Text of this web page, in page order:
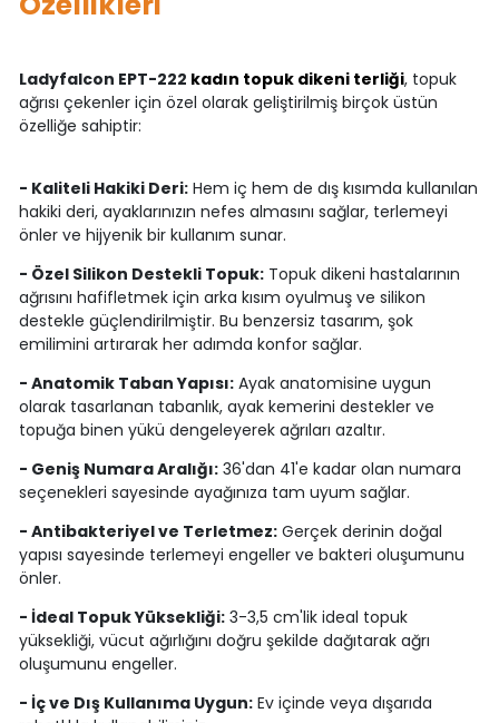
Ladyfalcon EPT-222 kadın topuk dikeni terliği, topuk
ağrısı çekenler için özel olarak geliştirilmiş birçok üstün
özelliğe sahiptir:
- Kaliteli Hakiki Deri:Hem iç hem de dış kısımda kullanılan
hakiki deri, ayaklarınızın nefes almasını sağlar, terlemeyi
önler ve hijyenik bir kullanım sunar.
- Özel Silikon Destekli Topuk:Topuk dikeni hastalarının
ağrısını hafifletmek için arka kısım oyulmuş ve silikon
destekle güçlendirilmiştir. Bu benzersiz tasarım, şok
emilimini artırarak her adımda konfor sağlar.
- Anatomik Taban Yapısı:Ayak anatomisine uygun
olarak tasarlanan tabanlık, ayak kemerini destekler ve
topuğa binen yükü dengeleyerek ağrıları azaltır.
- Geniş Numara Aralığı:36'dan 41'e kadar olan numara
seçenekleri sayesinde ayağınıza tam uyum sağlar.
- Antibakteriyel ve Terletmez:Gerçek derinin doğal
yapısı sayesinde terlemeyi engeller ve bakteri oluşumunu
önler.
- İdeal Topuk Yüksekliği:3-3,5 cm'lik ideal topuk
yüksekliği, vücut ağırlığını doğru şekilde dağıtarak ağrı
oluşumunu engeller.
- İç ve Dış Kullanıma Uygun:Ev içinde veya dışarıda